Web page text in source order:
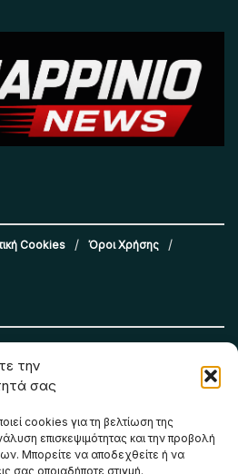
την
σας
cookies για τη βελτίωση της
επισκεψιμότητας και την προβολή
Μπορείτε να αποδεχθείτε ή να
σας οποιαδήποτε στιγμή.
Cookies
Όροι Χρήσης